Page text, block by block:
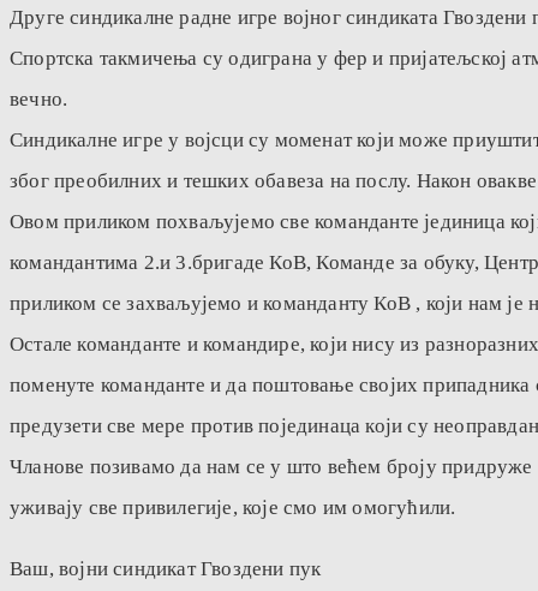
Друге синдикалне радне игре војног синдиката
Спортска такмичења су одиграна у фер и пријатељској
вечно.
Синдикалне игре у војсци су моменат који може
због преобилних и тешких обавеза на послу. Након
Овом приликом похваљујемо све команданте јединица
командантима 2.и 3.бригаде КоВ, Команде за обуку,
приликом се захваљујемо и команданту КоВ , који нам
Остале команданте и командире, који нису из
поменуте команданте и да поштовање својих
предузети све мере против појединаца који су
Чланове позивамо да нам се у што већем броју придруже
уживају све привилегије, које смо им омогућили.
Ваш, војни синдикат Гвоздени пук